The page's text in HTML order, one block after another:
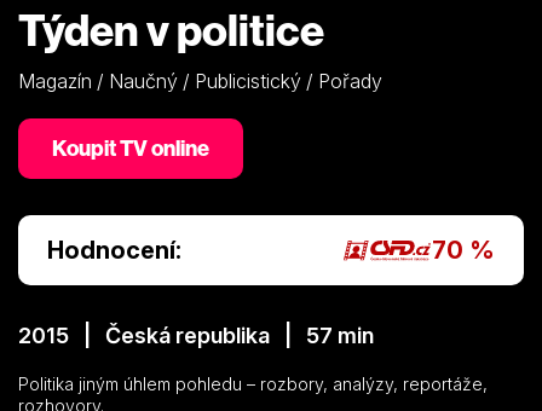
Týden v politice
Magazín / Naučný / Publicistický / Pořady
Koupit TV online
Hodnocení: 70 %
2015 | Česká republika | 57 min
Politika jiným úhlem pohledu – rozbory, analýzy, reportáže,
rozhovory.